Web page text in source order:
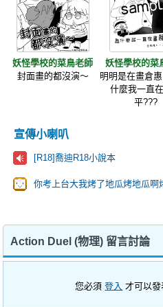
妖怪學校的菜鳥老師
封面畫的都沒演～
妖怪學校的菜
明明是在畫倉
什麼我一直
平???
宣傳小喇叭
[R18]喬迪R18小說本
你考上台大我烤了地瓜烤地瓜啊
Action Duel (物理) 留言討論
您必須登入 才可以